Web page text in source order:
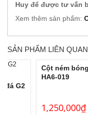
Huy để được tư vấn
Xem thêm sản phẩm:
SẢN PHẨM LIÊN QUAN
đá G2
Cột ném
HA6-019
1,250,000₫